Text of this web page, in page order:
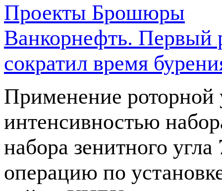
Проекты Брошюры
Ванкорнефть. Первый
сократил время
Применение роторной
интенсивностью
набора зенитного
операцию по